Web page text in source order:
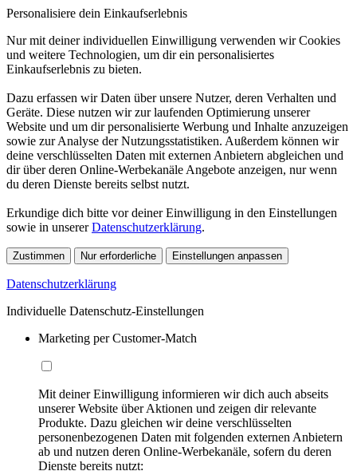
Personalisiere dein Einkaufserlebnis
Nur mit deiner individuellen Einwilligung verwenden wir Cookies
und weitere Technologien, um dir ein personalisiertes
Einkaufserlebnis zu bieten.
Dazu erfassen wir Daten über unsere Nutzer, deren Verhalten und
Geräte. Diese nutzen wir zur laufenden Optimierung unserer
Website und um dir personalisierte Werbung und Inhalte anzuzeigen
sowie zur Analyse der Nutzungsstatistiken. Außerdem können wir
deine verschlüsselten Daten mit externen Anbietern abgleichen und
dir über deren Online-Werbekanäle Angebote anzeigen, nur wenn
du deren Dienste bereits selbst nutzt.
Erkundige dich bitte vor deiner Einwilligung in den Einstellungen
sowie in unsererDatenschutzerklärung.
Zustimmen Nur erforderliche Einstellungen anpassen
Datenschutzerklärung
Individuelle Datenschutz-Einstellungen
Marketing per Customer-Match
Mit deiner Einwilligung informieren wir dich auch abseits
unserer Website über Aktionen und zeigen dir relevante
Produkte. Dazu gleichen wir deine verschlüsselten
personenbezogenen Daten mit folgenden externen Anbietern
ab und nutzen deren Online-Werbekanäle, sofern du deren
Dienste bereits nutzt: